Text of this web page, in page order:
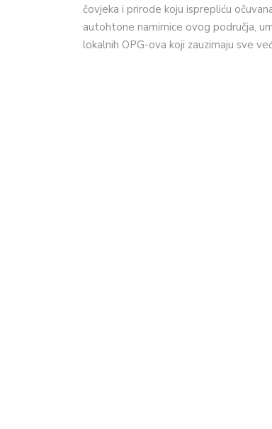
čovjeka i prirode koju isprepliću
autohtone namirnice ovog područja,
lokalnih OPG-ova koji zauzimaju sve